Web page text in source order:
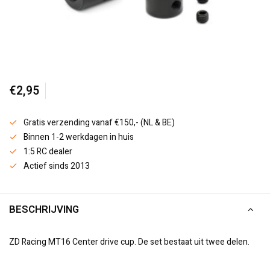
€2,95
Gratis verzending vanaf €150,- (NL & BE)
Binnen 1-2 werkdagen in huis
1:5 RC dealer
Actief sinds 2013
BESCHRIJVING
ZD Racing MT16 Center drive cup. De set bestaat uit twee delen.